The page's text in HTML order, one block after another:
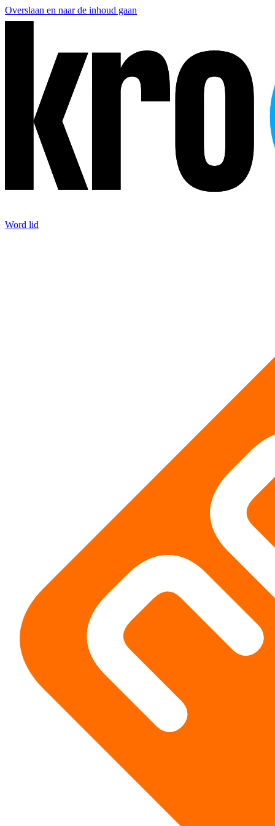
Overslaan en naar de inhoud gaan
Word lid